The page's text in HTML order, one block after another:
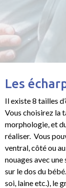
Les
Il existe 8 tailles
Vous choisirez la
morphologie, et
réaliser. Vous
ventral, côté ou
nouages avec
sur le dos du
soi, laine etc.), le